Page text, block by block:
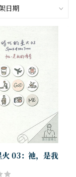
火 03：祂，是我